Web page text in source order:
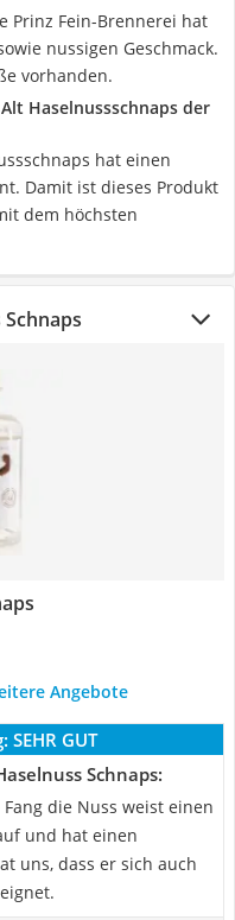
Prinz Fein-Brennerei hat
nussigen Geschmack.
vorhanden.
Haselnussschnaps der
hat einen
Damit ist dieses Produkt
dem höchsten
Angebote
SEHR GUT
Schnaps:
die Nuss weist einen
und hat einen
uns, dass er sich auch